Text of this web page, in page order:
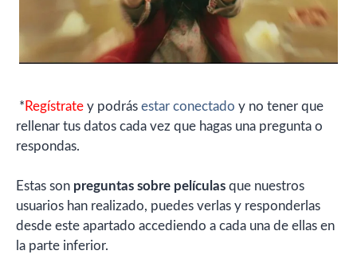
* Regístrate y podrás estar conectado y no tener que
rellenar tus datos cada vez que hagas una pregunta o
respondas.
Estas son preguntas sobre películas que nuestros
usuarios han realizado, puedes verlas y responderlas
desde este apartado accediendo a cada una de ellas en
la parte inferior.